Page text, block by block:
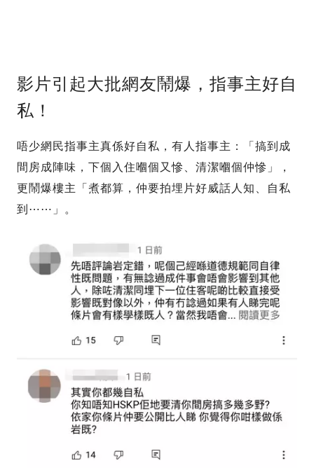
影片引起大批網友鬧爆，指事主好自
私！
唔少網民指事主真係好自私，有人指事主：「搞到成
間房成陣味，下個入住嗰個又慘、清潔嗰個仲慘」，
更鬧爆樓主「煮都算，仲要拍埋片好威話人知、自私
到⋯⋯」。